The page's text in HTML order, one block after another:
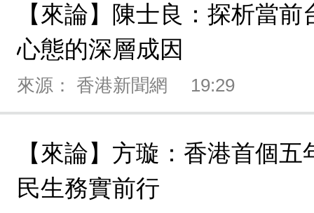
【來論】陳士良：探析當
心態的深層成因
來源： 香港新聞網 19:29
【來論】方璇：香港首個
民生務實前行